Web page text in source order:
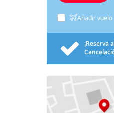
Añadir vuelo
¡Reserva